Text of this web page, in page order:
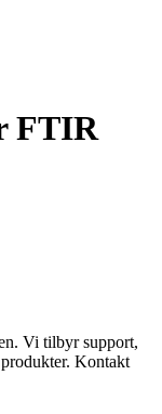
FTIR
Vi tilbyr support,
Kontakt